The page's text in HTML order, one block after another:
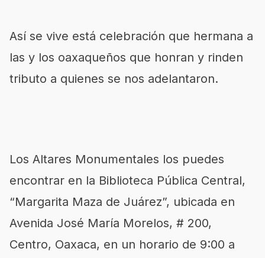
Así se vive está celebración que hermana a
las y los oaxaqueños que honran y rinden
tributo a quienes se nos adelantaron.
Los Altares Monumentales los puedes
encontrar en la Biblioteca Pública Central,
“Margarita Maza de Juárez”, ubicada en
Avenida José María Morelos, # 200,
Centro, Oaxaca, en un horario de 9:00 a